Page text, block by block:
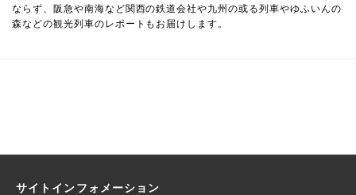
ならず、阪急や南海など関西の鉄道会社や九州の或る列車やゆふいんの
森などの観光列車のレポートもお届けします。
サイトインフォメーション